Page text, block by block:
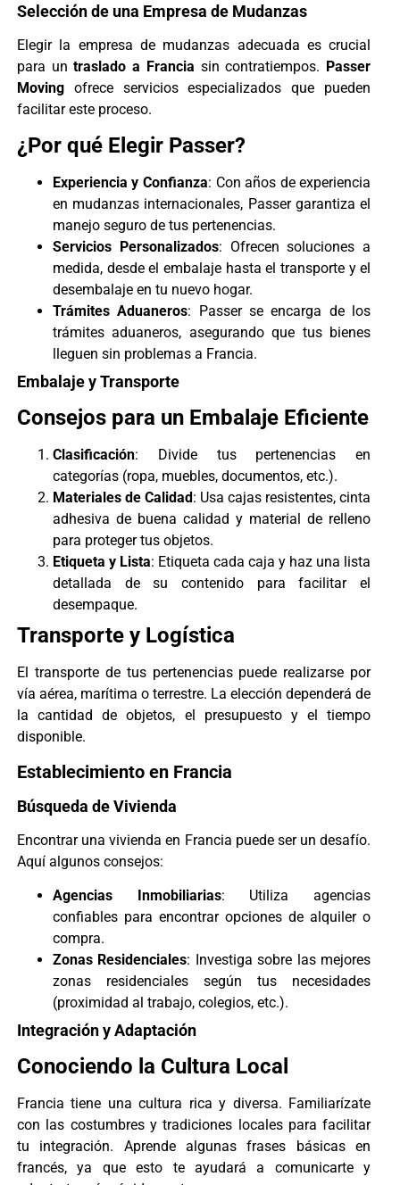
Selección de una Empresa de Mudanzas
Elegir la empresa de mudanzas adecuada es crucial
para untraslado a Francia sin contratiempos. Passer
Movingofrece servicios especializados que pueden
facilitar este proceso.
¿Por qué Elegir Passer?
Experiencia y Confianza: Con años de experiencia
en mudanzas internacionales, Passer garantiza el
manejo seguro de tus pertenencias.
Servicios Personalizados: Ofrecen soluciones a
medida, desde el embalaje hasta el transporte y el
desembalaje en tu nuevo hogar.
Trámites Aduaneros: Passer se encarga de los
trámites aduaneros, asegurando que tus bienes
lleguen sin problemas a Francia.
Embalaje y Transporte
Consejos para un Embalaje Eficiente
Clasificación: Divide tus pertenencias en
categorías (ropa, muebles, documentos, etc.).
Materiales de Calidad : Usa cajas resistentes, cinta
adhesiva de buena calidad y material de relleno
para proteger tus objetos.
Etiqueta y Lista: Etiqueta cada caja y haz una lista
detallada de su contenido para facilitar el
desempaque.
Transporte y Logística
El transporte de tus pertenencias puede realizarse por
vía aérea, marítima o terrestre. La elección dependerá de
la cantidad de objetos, el presupuesto y el tiempo
disponible.
Establecimiento en Francia
Búsqueda de Vivienda
Encontrar una vivienda en Francia puede ser un desafío.
Aquí algunos consejos:
Agencias Inmobiliarias: Utiliza agencias
confiables para encontrar opciones de alquiler o
compra.
Zonas Residenciales: Investiga sobre las mejores
zonas residenciales según tus necesidades
(proximidad al trabajo, colegios, etc.).
Integración y Adaptación
Conociendo la Cultura Local
Francia tiene una cultura rica y diversa. Familiarízate
con las costumbres y tradiciones locales para facilitar
tu integración. Aprende algunas frases básicas en
francés, ya que esto te ayudará a comunicarte y